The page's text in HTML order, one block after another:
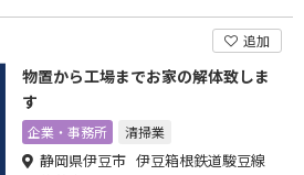
追加
物置から工場までお家の解体致しま
す
企業・事務所 清掃業
静岡県伊豆市 伊豆箱根鉄道駿豆線